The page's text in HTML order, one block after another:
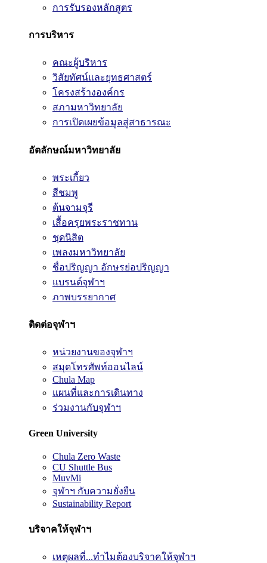
การรับรองหลักสูตร
การบริหาร
คณะผู้บริหาร
วิสัยทัศน์และยุทธศาสตร์
โครงสร้างองค์กร
สภามหาวิทยาลัย
การเปิดเผยข้อมูลสู่สาธารณะ
อัตลักษณ์มหาวิทยาลัย
พระเกี้ยว
สีชมพู
ต้นจามจุรี
เสื้อครุยพระราชทาน
ชุดนิสิต
เพลงมหาวิทยาลัย
ชื่อปริญญา อักษรย่อปริญญา
แบรนด์จุฬาฯ
ภาพบรรยากาศ
ติดต่อจุฬาฯ
หน่วยงานของจุฬาฯ
สมุดโทรศัพท์ออนไลน์
Chula Map
แผนที่และการเดินทาง
ร่วมงานกับจุฬาฯ
Green University
Chula Zero Waste
CU Shuttle Bus
MuvMi
จุฬาฯ กับความยั่งยืน
Sustainability Report
บริจาคให้จุฬาฯ
เหตุผลที่...ทำไมต้องบริจาคให้จุฬาฯ